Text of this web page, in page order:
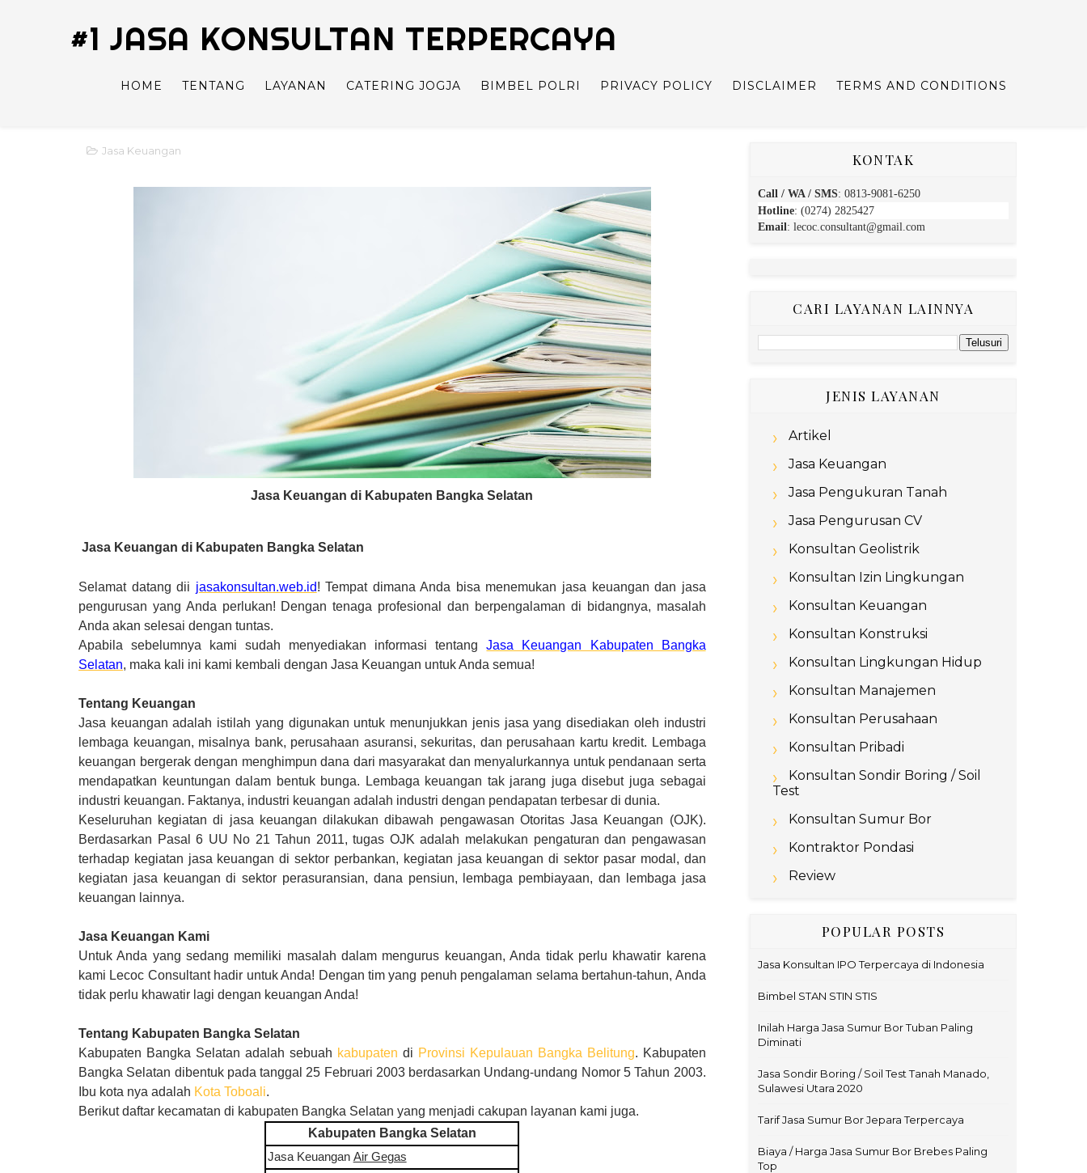
#1 JASA KONSULTAN TERPERCAYA
HOME TENTANG LAYANAN CATERING JOGJA BIMBEL POLRI PRIVACY POLICY DISCLAIMER TERMS AND CONDITIONS
Jasa Keuangan
Jasa Keuangan di Kabupaten Bangka Selatan
Jasa Keuangan di Kabupaten Bangka Selatan
Selamat datang dii jasakonsultan.web.id! Tempat dimana Anda bisa menemukan jasa keuangan dan jasa
pengurusan yang Anda perlukan! Dengan tenaga profesional dan berpengalaman di bidangnya, masalah
Anda akan selesai dengan tuntas.
Apabila sebelumnya kami sudah menyediakan informasi tentangJasa Keuangan Kabupaten Bangka
Selatan, maka kali ini kami kembali dengan Jasa Keuangan untuk Anda semua!
Tentang Keuangan
Jasa keuangan adalah istilah yang digunakan untuk menunjukkan jenis jasa yang disediakan oleh industri
lembaga keuangan, misalnya bank, perusahaan asuransi, sekuritas, dan perusahaan kartu kredit. Lembaga
keuangan bergerak dengan menghimpun dana dari masyarakat dan menyalurkannya untuk pendanaan serta
mendapatkan keuntungan dalam bentuk bunga. Lembaga keuangan tak jarang juga disebut juga sebagai
industri keuangan. Faktanya, industri keuangan adalah industri dengan pendapatan terbesar di dunia.
Keseluruhan kegiatan di jasa keuangan dilakukan dibawah pengawasan Otoritas Jasa Keuangan (OJK).
Berdasarkan Pasal 6 UU No 21 Tahun 2011, tugas OJK adalah melakukan pengaturan dan pengawasan
terhadap kegiatan jasa keuangan di sektor perbankan, kegiatan jasa keuangan di sektor pasar modal, dan
kegiatan jasa keuangan di sektor perasuransian, dana pensiun, lembaga pembiayaan, dan lembaga jasa
keuangan lainnya.
Jasa Keuangan Kami
Untuk Anda yang sedang memiliki masalah dalam mengurus keuangan, Anda tidak perlu khawatir karena
kami Lecoc Consultant hadir untuk Anda! Dengan tim yang penuh pengalaman selama bertahun-tahun, Anda
tidak perlu khawatir lagi dengan keuangan Anda!
Tentang Kabupaten Bangka Selatan
Kabupaten Bangka Selatan adalah sebuah kabupaten di Provinsi Kepulauan Bangka Belitung. Kabupaten
Bangka Selatan dibentuk pada tanggal 25 Februari 2003 berdasarkan Undang-undang Nomor 5 Tahun 2003.
Ibu kota nya adalah Kota Toboali.
Berikut daftar kecamatan di kabupaten Bangka Selatan yang menjadi cakupan layanan kami juga.
Kabupaten Bangka Selatan
Jasa Keuangan Air Gegas
KONTAK
Call / WA / SMS: 0813-9081-6250
Hotline: (0274) 2825427
Email: lecoc.consultant@gmail.com
CARI LAYANAN LAINNYA
JENIS LAYANAN
Artikel
Jasa Keuangan
Jasa Pengukuran Tanah
Jasa Pengurusan CV
Konsultan Geolistrik
Konsultan Izin Lingkungan
Konsultan Keuangan
Konsultan Konstruksi
Konsultan Lingkungan Hidup
Konsultan Manajemen
Konsultan Perusahaan
Konsultan Pribadi
Konsultan Sondir Boring / Soil
Test
Konsultan Sumur Bor
Kontraktor Pondasi
Review
POPULAR POSTS
Jasa Konsultan IPO Terpercaya di Indonesia
Bimbel STAN STIN STIS
Inilah Harga Jasa Sumur Bor Tuban Paling
Diminati
Jasa Sondir Boring / Soil Test Tanah Manado,
Sulawesi Utara 2020
Tarif Jasa Sumur Bor Jepara Terpercaya
Biaya / Harga Jasa Sumur Bor Brebes Paling
Top